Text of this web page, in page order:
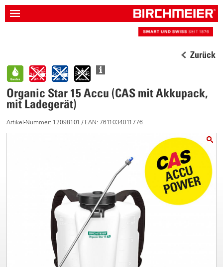
Zurück
Organic Star 15 Accu (CAS mit Akkupack,
mit Ladegerät)
Artikel-Nummer: 12098101 / EAN: 7611034011776